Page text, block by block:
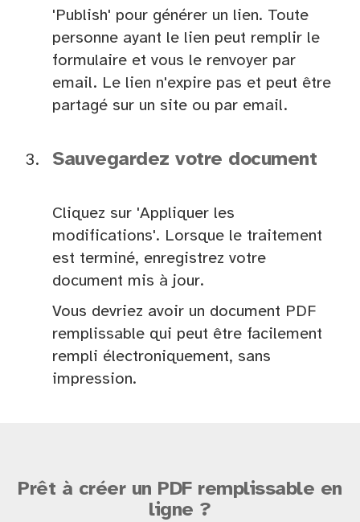
'Publish' pour générer un lien. Toute
personne ayant le lien peut remplir le
formulaire et vous le renvoyer par
email. Le lien n'expire pas et peut être
partagé sur un site ou par email.
Sauvegardez votre document
Cliquez sur 'Appliquer les
modifications'. Lorsque le traitement
est terminé, enregistrez votre
document mis à jour.
Vous devriez avoir un document PDF
remplissable qui peut être facilement
rempli électroniquement, sans
impression.
Prêt à créer un PDF remplissable en
ligne ?